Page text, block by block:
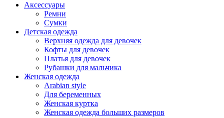
Аксессуары
Ремни
Сумки
Детская одежда
Верхняя одежда для девочек
Кофты для девочек
Платья для девочек
Рубашки для мальчика
Женская одежда
Arabian style
Для беременных
Женская куртка
Женская одежда больших размеров